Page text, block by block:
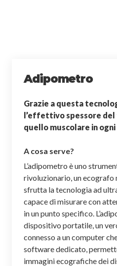
Adipometro
Grazie a questa
l’effettivo spessore del
quello muscolare in
A cosa serve?
L’adipometro è uno
rivoluzionario, un ecografo
sfrutta la tecnologia ad
capace di misurare con
in un punto specifico.
dispositivo portatile, un
connesso a un computer
software dedicato,
immagini ecografiche dei